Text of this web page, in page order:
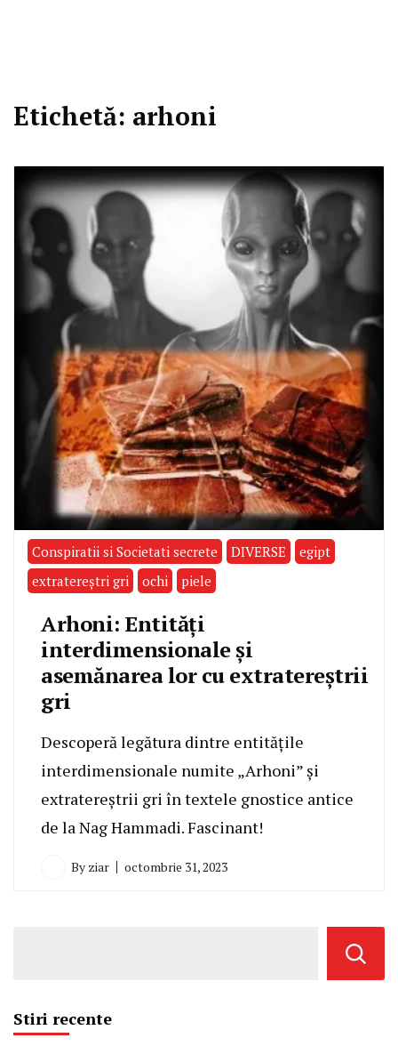
Etichetă: arhoni
Conspiratii si Societati secrete DIVERSE
egipt
extratereştri gri
ochi piele
Arhoni: Entităţi
interdimensionale şi
asemănarea lor cu extratereştrii
gri
Descoperă legătura dintre entitățile
interdimensionale numite „Arhoni” și
extratereștrii gri în textele gnostice antice
de la Nag Hammadi. Fascinant!
By ziar octombrie 31, 2023
Stiri recente